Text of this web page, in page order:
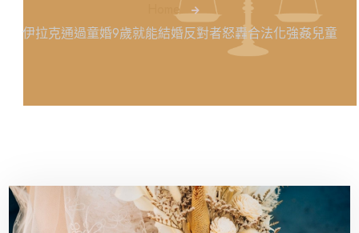
Home
伊拉克通過童婚9歲就能結婚反對者怒轟合法化強姦兒童